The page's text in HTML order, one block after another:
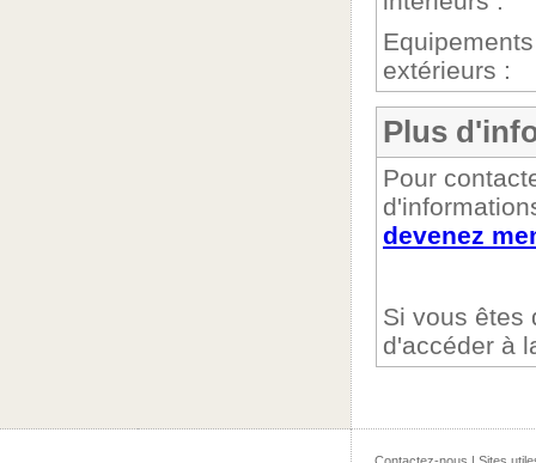
Equipements
extérieurs :
Plus
Pour
devenez
Si vous êtes
d'accéder à